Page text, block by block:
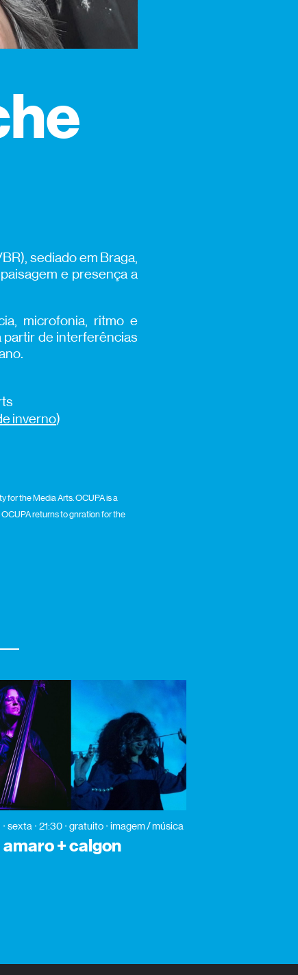
sediado em Braga,
e presença a
microfonia, ritmo e
partir de interferências
inverno)
for the Media Arts. OCUPA is a
returns to gnration for the
sexta 21:30 gratuito imagem / música
+ calgon